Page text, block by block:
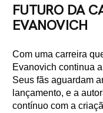
FUTURO DA
EVANOVICH
Com uma carreira
Evanovich continua
Seus fãs aguardam
lançamento, e a
contínuo com a